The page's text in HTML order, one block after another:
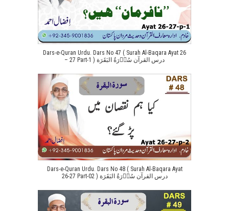
Dars-e-Quran Urdu. Dars No 47 ( Surah Al-Baqara Ayat 26
– 27 Part-1 ) درس القرآن سُوۡرَةُ البَقَرَة
Dars-e-Quran Urdu. Dars No 48 ( Surah Al-Baqara Ayat
26-27 Part-02 ) درس القرآن سُوۡرَةُ البَقَرَة